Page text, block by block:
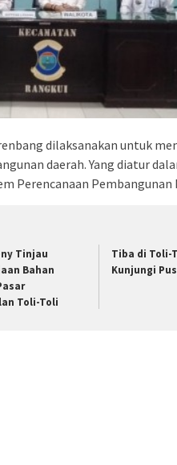
dilaksanakan untuk
daerah. Yang diatur
Perencanaan Pembangunan
Tinjau
Bahan
Toli-Toli
Tiba di Toli-
Kunjungi